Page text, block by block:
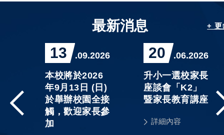
最新消息 + 更
13 .09.2026
本校將於2026
年9月13日 (日)
於舉辦校園全接
觸，歡迎家長參
加
20 .06.2026
升小一選校家長
座談會「K2」
暨家長教育講座
詳細內容